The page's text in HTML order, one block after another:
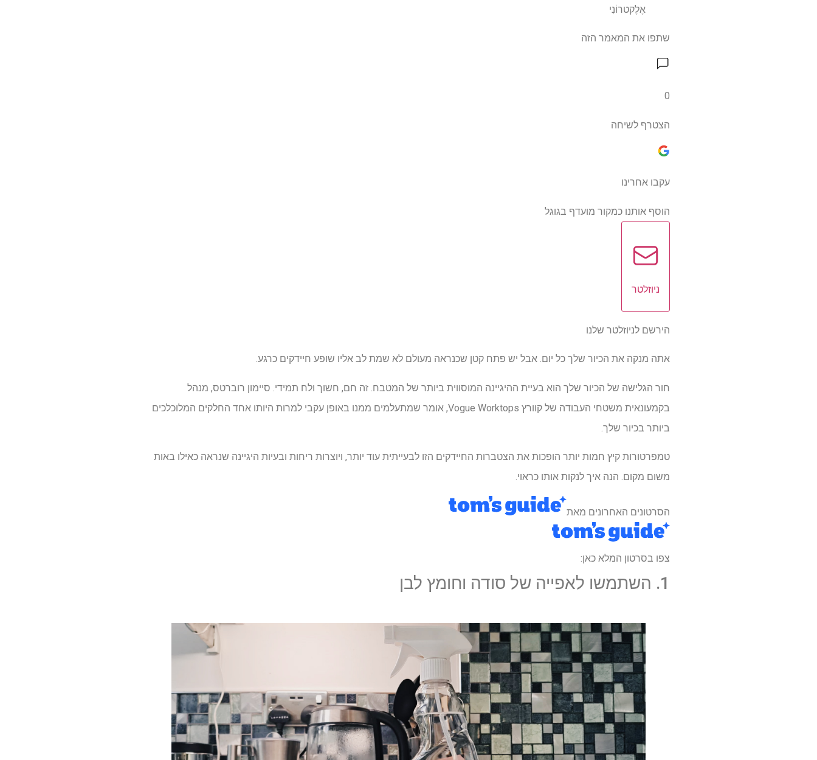
אֶלֶקטרוֹנִי
שתפו את המאמר הזה
0
הצטרף לשיחה
עקבו אחרינו
הוסף אותנו כמקור מועדף בגוגל
ניוזלטר
הירשם לניוזלטר שלנו
אתה מנקה את הכיור שלך כל יום. אבל יש פתח קטן שכנראה מעולם לא שמת לב אליו שופע חיידקים כרגע.
חור הגלישה של הכיור שלך הוא בעיית ההיגיינה המוסווית ביותר של המטבח. זה חם, חשוך ולח תמידי. סיימון רוברטס, מנהל
בקמעונאית משטחי העבודה של קוורץ Vogue Worktops, אומר שמתעלמים ממנו באופן עקבי למרות היותו אחד החלקים המלוכלכים
ביותר בכיור שלך.
טמפרטורות קיץ חמות יותר הופכות את הצטברות החיידקים הזו לבעייתית עוד יותר, ויוצרות ריחות ובעיות היגיינה שנראה כאילו באות
משום מקום. הנה איך לנקות אותו כראוי.
הסרטונים האחרונים מאת
צפו בסרטון המלא כאן:
1. השתמשו לאפייה של סודה וחומץ לבן